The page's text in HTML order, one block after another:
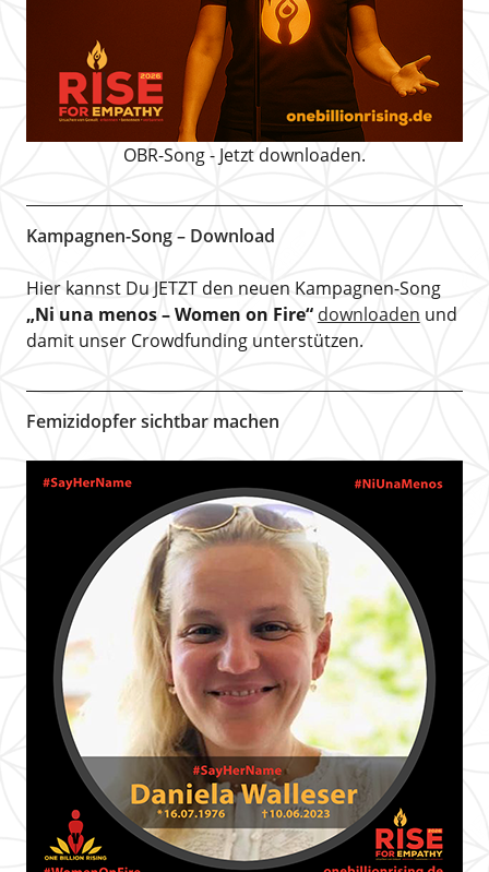
OBR-Song - Jetzt downloaden.
Kampagnen-Song – Download
Hier kannst Du JETZT den neuen Kampagnen-Song
„Ni una menos – Women on Fire“ downloaden und
damit unser Crowdfunding unterstützen.
Femizidopfer sichtbar machen